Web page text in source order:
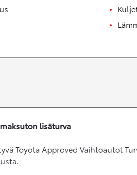
lisäturva
Toyota Approved Vaihtoautot